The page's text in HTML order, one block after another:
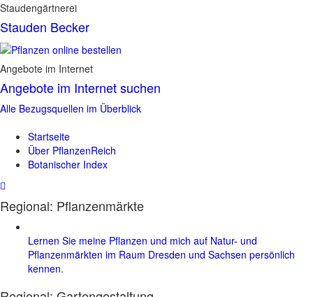
Staudengärtnerei
Stauden Becker
Angebote im Internet
Angebote im Internet suchen
Alle Bezugsquellen im Überblick
Startseite
Über PflanzenReich
Botanischer Index
Regional: Pflanzenmärkte
Lernen Sie meine Pflanzen und mich auf Natur- und
Pflanzenmärkten im Raum Dresden und Sachsen persönlich
kennen.